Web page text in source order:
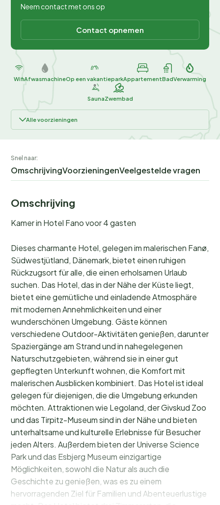
Neem contact met ons op
Contact opnemen
WifiAfwasmachineOp een vakantieparkAppartementBadVerwarming
SaunaZwembad
Alle voorzieningen
Snel naar:
OmschrijvingVoorzieningenVeelgestelde vragen
Omschrijving
Kamer in Hotel Fano voor 4 gasten
Dieses charmante Hotel, gelegen im malerischen Fanø,
Südwestjütland, Dänemark, bietet einen ruhigen
Rückzugsort für alle, die einen erholsamen Urlaub
suchen. Das Hotel, das in der Nähe der Küste liegt,
bietet eine gemütliche und einladende Atmosphäre
mit modernen Annehmlichkeiten und einer
wunderschönen Umgebung. Gäste können
verschiedene Outdoor-Aktivitäten genießen, darunter
Spaziergänge am Strand und in nahegelegenen
Naturschutzgebieten, während sie in einer gut
gepflegten Unterkunft wohnen, die Komfort mit
malerischen Ausblicken kombiniert. Das Hotel ist ideal
gelegen für diejenigen, die die Umgebung erkunden
möchten. Attraktionen wie Legoland, der Givskud Zoo
und das Tirpitz-Museum sind in der Nähe und bieten
unterhaltsame und kulturelle Erlebnisse für Besucher
jeden Alters. Außerdem bieten der Universe Science
Park und das Esbjerg Museum einzigartige
Möglichkeiten, sowohl die Natur als auch die
Geschichte zu genießen, was es zu einem
hervorragenden Ziel für Familien und Abenteuerlustige